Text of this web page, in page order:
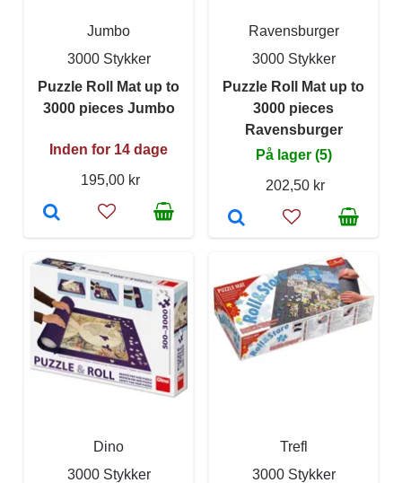
Jumbo
3000 Stykker
Puzzle Roll Mat up to
3000 pieces Jumbo
Inden for 14 dage
195,00 kr
Ravensburger
3000 Stykker
Puzzle Roll Mat up to
3000 pieces
Ravensburger
På lager (5)
202,50 kr
Dino
3000 Stykker
Trefl
3000 Stykker